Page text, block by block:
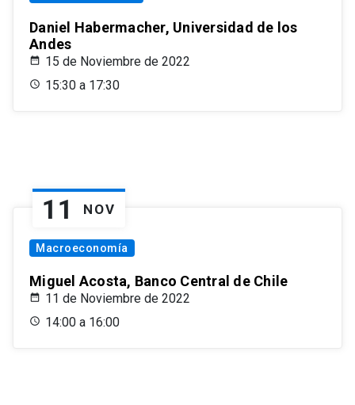
Daniel Habermacher, Universidad de los
Andes
15 de Noviembre de 2022
15:30 a 17:30
11 NOV
Macroeconomía
Miguel Acosta, Banco Central de Chile
11 de Noviembre de 2022
14:00 a 16:00